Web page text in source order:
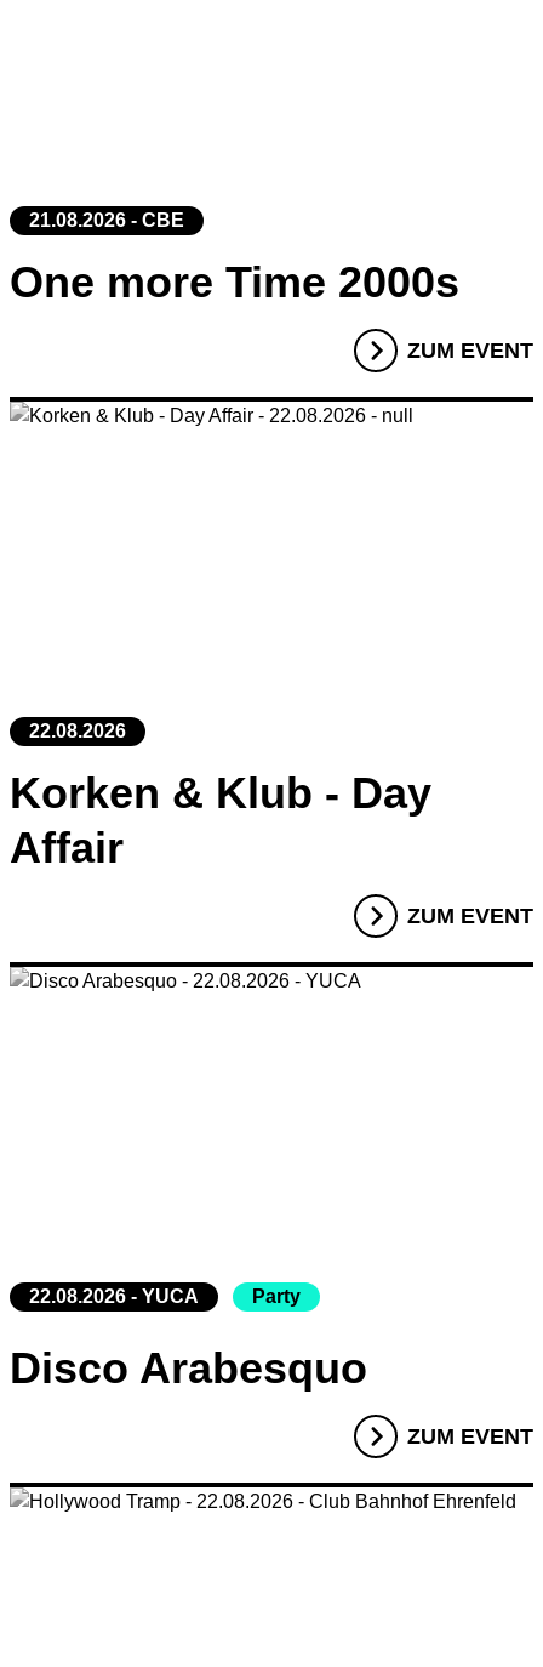
21.08.2026 - CBE
One more Time 2000s
ZUM EVENT
22.08.2026
Korken & Klub - Day
Affair
ZUM EVENT
22.08.2026 - YUCA Party
Disco Arabesquo
ZUM EVENT